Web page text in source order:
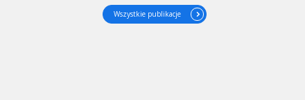
Wszystkie publikacje